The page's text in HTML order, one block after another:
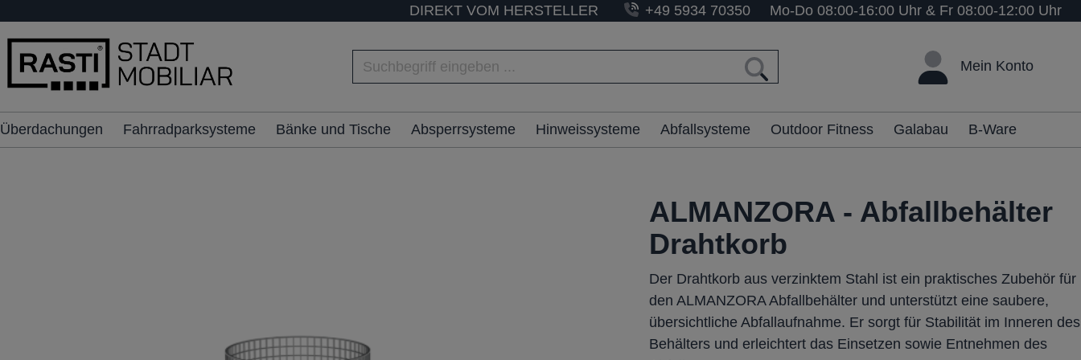
springen
DIREKT VOM HERSTELLER +49 5934 70350 Mo-Do 08:00-16:00 Uhr & Fr 08:00-12:00 Uhr
Mein Konto
Überdachungen Fahrradparksysteme Bänke und Tische Absperrsysteme Hinweissysteme Abfallsysteme Outdoor Fitness Galabau B-Ware
ALMANZORA - Abfallbehälter
Drahtkorb
Der Drahtkorb aus verzinktem Stahl ist ein praktisches Zubehör für
den ALMANZORA Abfallbehälter und unterstützt eine saubere,
übersichtliche Abfallaufnahme. Er sorgt für Stabilität im Inneren des
Behälters und erleichtert das Einsetzen sowie Entnehmen des